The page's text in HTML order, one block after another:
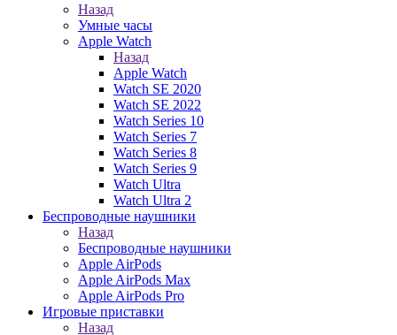
Назад
Умные часы
Apple Watch
Назад
Apple Watch
Watch SE 2020
Watch SE 2022
Watch Series 10
Watch Series 7
Watch Series 8
Watch Series 9
Watch Ultra
Watch Ultra 2
Беспроводные наушники
Назад
Беспроводные наушники
Apple AirPods
Apple AirPods Max
Apple AirPods Pro
Игровые приставки
Назад